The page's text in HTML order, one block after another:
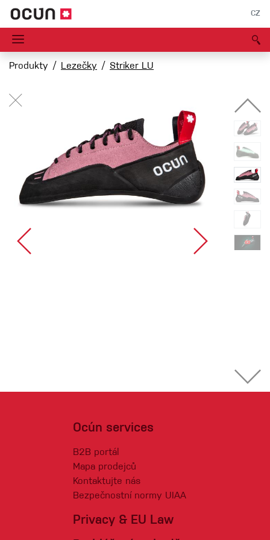
CZ
Produkty Lezečky Striker LU
Ocún services
B2B portál
Mapa prodejců
Kontaktujte nás
Bezpečnostní normy UIAA
Privacy & EU Law